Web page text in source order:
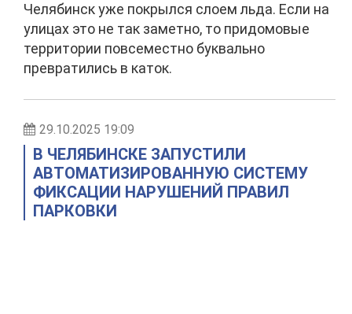
Челябинск уже покрылся слоем льда. Если на
улицах это не так заметно, то придомовые
территории повсеместно буквально
превратились в каток.
29.10.2025 19:09
В ЧЕЛЯБИНСКЕ ЗАПУСТИЛИ
АВТОМАТИЗИРОВАННУЮ СИСТЕМУ
ФИКСАЦИИ НАРУШЕНИЙ ПРАВИЛ
ПАРКОВКИ